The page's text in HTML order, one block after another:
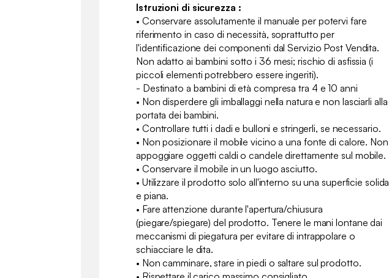
Istruzioni di sicurezza :
• Conservare assolutamente il manuale per potervi fare
riferimento in caso di necessità, soprattutto per
l'identificazione dei componenti dal Servizio Post Vendita.
Non adatto ai bambini sotto i 36 mesi; rischio di asfissia (i
piccoli elementi potrebbero essere ingeriti).
- Destinato a bambini di età compresa tra 4 e 10 anni
• Non disperdere gli imballaggi nella natura e non lasciarli alla
portata dei bambini.
• Controllare tutti i dadi e bulloni e stringerli, se necessario.
• Non posizionare il mobile vicino a una fonte di calore. Non
appoggiare oggetti caldi o candele direttamente sul mobile.
• Conservare il mobile in un luogo asciutto.
• Utilizzare il prodotto solo all'interno su una superficie solida
e piana.
• Fare attenzione durante l'apertura/chiusura
(piegare/spiegare) del prodotto. Tenere le mani lontane dai
meccanismi di piegatura per evitare di intrappolare o
schiacciare le dita.
• Non camminare, stare in piedi o saltare sul prodotto.